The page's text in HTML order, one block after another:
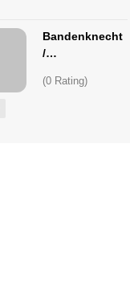
Bandenknecht
/
rtang
(0 Rating)